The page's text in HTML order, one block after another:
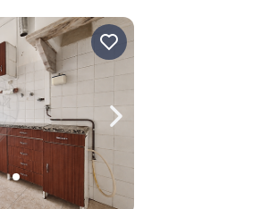
Naviga a destra